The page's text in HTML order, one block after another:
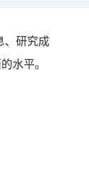
、研究成
水平。